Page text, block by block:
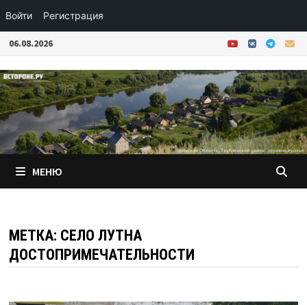
Войти Регистрация
Перейти
содержимому
06.08.2026
МЕНЮ
МЕТКА: СЕЛО ЛУТНА
ДОСТОПРИМЕЧАТЕЛЬНОСТИ